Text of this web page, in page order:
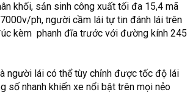
khối, sản sinh công xuất tối đa 15,4 mã
ph, người cầm lái tự tin đánh lái trên
kèm phanh đĩa trước với đường kính 245
người lái có thể tùy chỉnh được tốc độ lái
số nhanh khiến xe nổi bật trên mọi nẻo